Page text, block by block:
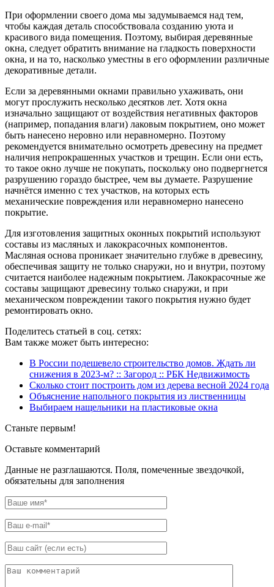
При оформлении своего дома мы задумываемся над тем,
чтобы каждая деталь способствовала созданию уюта и
красивого вида помещения. Поэтому, выбирая деревянные
окна, следует обратить внимание на гладкость поверхности
окна, и на то, насколько уместны в его оформлении различные
декоративные детали.
Если за деревянными окнами правильно ухаживать, они
могут прослужить несколько десятков лет. Хотя окна
изначально защищают от воздействия негативных факторов
(например, попадания влаги) лаковым покрытием, оно может
быть нанесено неровно или неравномерно. Поэтому
рекомендуется внимательно осмотреть древесину на предмет
наличия непрокрашенных участков и трещин. Если они есть,
то такое окно лучше не покупать, поскольку оно подвергнется
разрушению гораздо быстрее, чем вы думаете. Разрушение
начнётся именно с тех участков, на которых есть
механические повреждения или неравномерно нанесено
покрытие.
Для изготовления защитных оконных покрытий используют
составы из масляных и лакокрасочных компонентов.
Масляная основа проникает значительно глубже в древесину,
обеспечивая защиту не только снаружи, но и внутри, поэтому
считается наиболее надежным покрытием. Лакокрасочные же
составы защищают древесину только снаружи, и при
механическом повреждении такого покрытия нужно будет
ремонтировать окно.
Поделитесь статьей в соц. сетях:
Вам также может быть интересно:
В России подешевело строительство домов. Ждать ли
снижения в 2023-м? :: Загород :: РБК Недвижимость
Сколько стоит построить дом из дерева весной 2024 года
Объяснение напольного покрытия из лиственницы
Выбираем нащельники на пластиковые окна
Станьте первым!
Оставьте комментарий
Данные не разглашаются. Поля, помеченные звездочкой,
обязательны для заполнения